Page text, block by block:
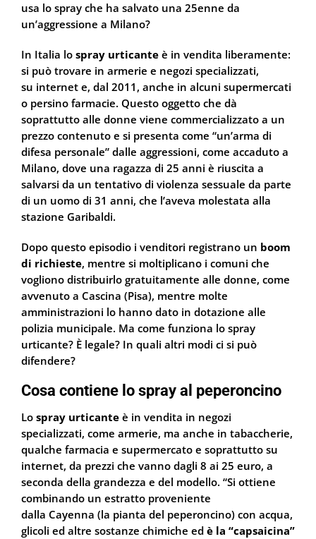
usa lo spray che ha salvato una 25enne da
un’aggressione a Milano?
In Italia lo spray urticante è in vendita liberamente:
si può trovare in armerie e negozi specializzati,
su internet e, dal 2011, anche in alcuni supermercati
o persino farmacie. Questo oggetto che dà
soprattutto alle donne viene commercializzato a un
prezzo contenuto e si presenta come “un’arma di
difesa personale” dalle aggressioni, come accaduto a
Milano, dove una ragazza di 25 anni è riuscita a
salvarsi da un tentativo di violenza sessuale da parte
di un uomo di 31 anni, che l’aveva molestata alla
stazione Garibaldi.
Dopo questo episodio i venditori registrano un boom
di richieste, mentre si moltiplicano i comuni che
vogliono distribuirlo gratuitamente alle donne, come
avvenuto a Cascina (Pisa), mentre molte
amministrazioni lo hanno dato in dotazione alle
polizia municipale. Ma come funziona lo spray
urticante? È legale? In quali altri modi ci si può
difendere?
Cosa contiene lo spray al peperoncino
Lo spray urticante è in vendita in negozi
specializzati, come armerie, ma anche in tabaccherie,
qualche farmacia e supermercato e soprattutto su
internet, da prezzi che vanno dagli 8 ai 25 euro, a
seconda della grandezza e del modello. “Si ottiene
combinando un estratto proveniente
dalla Cayenna (la pianta del peperoncino) con acqua,
glicoli ed altre sostanze chimiche ed è la “capsaicina”